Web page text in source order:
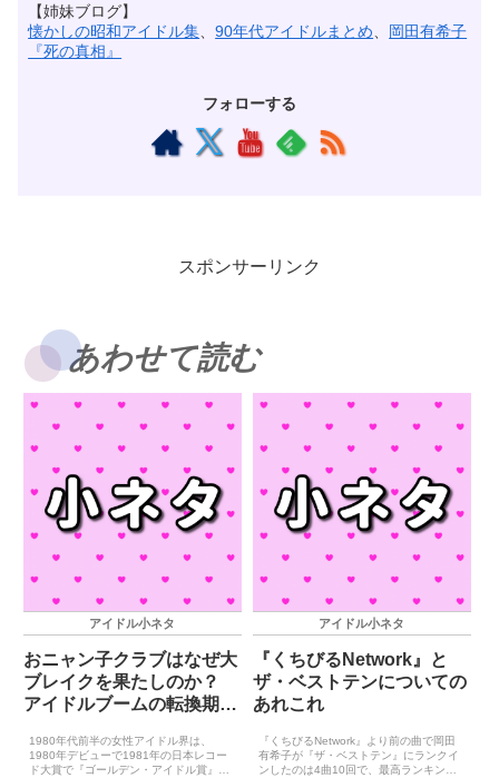
【姉妹ブログ】
懐かしの昭和アイドル集 、90年代アイドルまとめ
岡田有希子
『死の真相』
フォローする
スポンサーリンク
あわせて読む
アイドル小ネタ
おニャン子クラブはなぜ大
ブレイクを果たしのか？
アイドルブームの転換期と
1980年代前半の女性アイドル界は、
1980年デビューで1981年の日本レコー
ド大賞で『ゴールデン・アイドル賞』を
アイドル小ネタ
『くちびるNetwork』と
ザ・ベストテンについての
あれこれ
『くちびるNetwork』より前の曲で岡田
有希子が『ザ・ベストテン』にランクイ
ンしたのは4曲10回で、最高ランキング